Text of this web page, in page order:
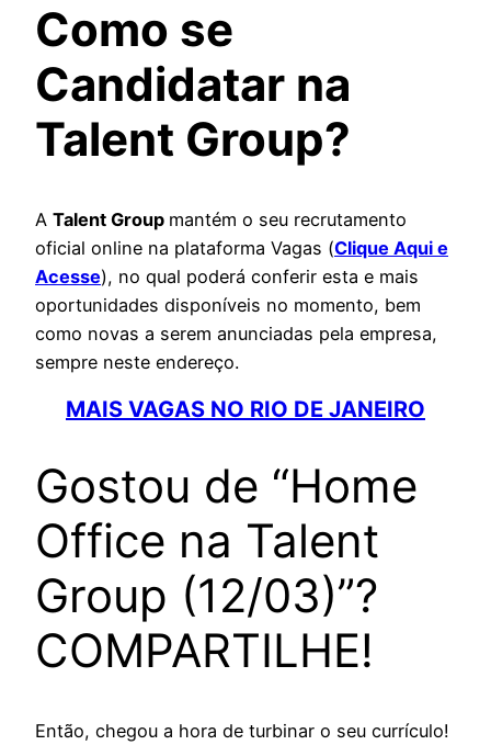
Como se
Candidatar na
Talent Group?
A Talent Group mantém o seu recrutamento
oficial online na plataforma Vagas (Clique Aqui e
Acesse), no qual poderá conferir esta e mais
oportunidades disponíveis no momento, bem
como novas a serem anunciadas pela empresa,
sempre neste endereço.
MAIS VAGAS NO RIO DE JANEIRO
Gostou de “Home
Office na Talent
Group (12/03)”?
COMPARTILHE!
Então, chegou a hora de turbinar o seu currículo!